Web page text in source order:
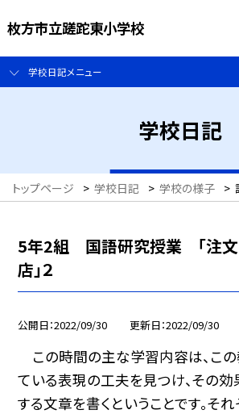
枚方市立蹉跎東小学校
学校日記メニュー
学校日記
トップページ > 学校日記 > 学校の様子 >
5年2組 国語研究授業 「注
店」２
公開日 2022/09/30 更新日 2022/09/30
この時間の主な学習内容は、こ
ている表現の工夫を見つけ、その
する文章を書くということです。そ